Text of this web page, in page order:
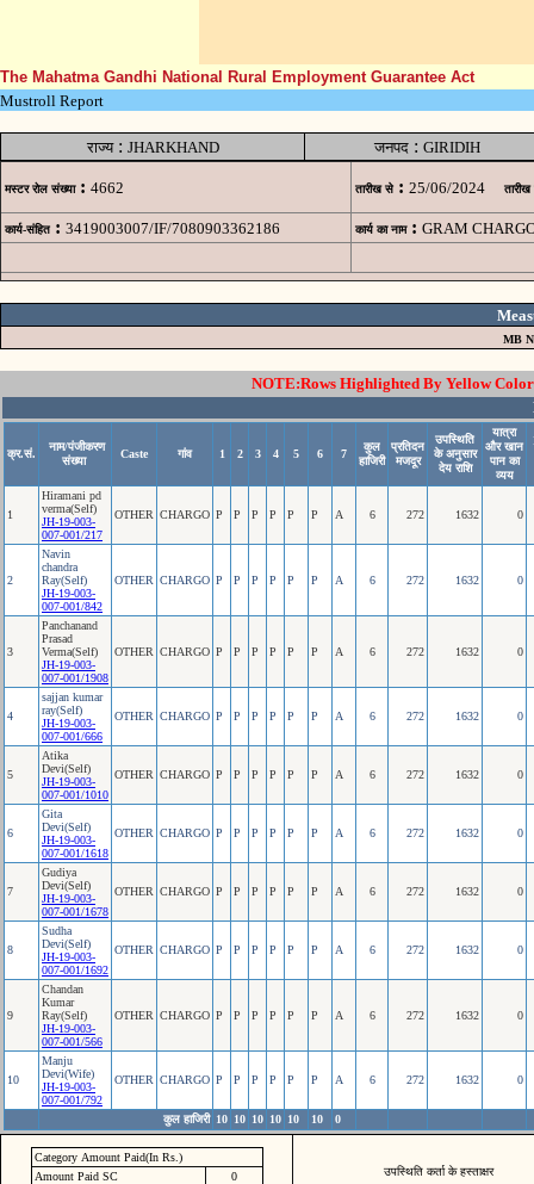
The Mahatma Gandhi National Rural Employment Guarantee Act
Mustroll Report
राज्य: JHARKHAND जनपद : GIRIDIH
मस्टर रोल संख्या : 4662 तारीख से : 25/06/2024 तारीख
कार्य-संहित : 3419003007/IF/7080903362186 कार्य का नाम : GRAM
MB
NOTE:Rows Highlighted By Yellow
क्र.सं.
नाम/पंजीकरण
संख्या
Caste गांव 1 2 3 4 5 6 7
कुल
हाजिरी
प्रतिदन
मजदूर
उपस्थिति
के अनुसार
देय राशि
यात्रा
और खान
पान का
व्यय
1
Hiramani pd
verma(Self)
JH-19-003-
007-001/217
OTHER CHARGO P P P P P P A 6 272 1632 0
2
Navin
chandra
Ray(Self)
JH-19-003-
007-001/842
OTHER CHARGO P P P P P P A 6 272 1632 0
3
Panchanand
Prasad
Verma(Self)
JH-19-003-
007-001/1908
OTHER CHARGO P P P P P P A 6 272 1632 0
4
sajjan kumar
ray(Self)
JH-19-003-
007-001/666
OTHER CHARGO P P P P P P A 6 272 1632 0
5
Atika
Devi(Self)
JH-19-003-
007-001/1010
OTHER CHARGO P P P P P P A 6 272 1632 0
6
Gita
Devi(Self)
JH-19-003-
007-001/1618
OTHER CHARGO P P P P P P A 6 272 1632 0
7
Gudiya
Devi(Self)
JH-19-003-
007-001/1678
OTHER CHARGO P P P P P P A 6 272 1632 0
8
Sudha
Devi(Self)
JH-19-003-
007-001/1692
OTHER CHARGO P P P P P P A 6 272 1632 0
9
Chandan
Kumar
Ray(Self)
JH-19-003-
007-001/566
OTHER CHARGO P P P P P P A 6 272 1632 0
10
Manju
Devi(Wife)
JH-19-003-
007-001/792
OTHER CHARGO P P P P P P A 6 272 1632 0
कुल हाजिरी 10 10 10 10 10 10 0
Category Amount Paid(In Rs.)
Amount Paid SC
0
उपस्थिति कर्ता के हस्ताक्षर